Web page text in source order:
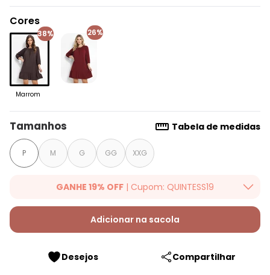
Cores
38%
Marrom
26%
Tamanhos Tabela de medidas
P M G GG XXG
GANHE 19% OFF | Cupom: QUINTESS19
Ganhe 19% OFF Extra em qualquer valor, usando o cupom:
QUINTESS19. Válido para toda loja Quintess, até 07/08/2026.
Adicionar na sacola
Desejos Compartilhar